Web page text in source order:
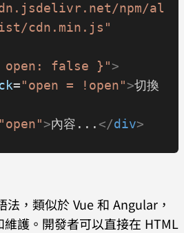
npm/al
cdn.min.js"
false }">
="open = !open">切換
"open">內容... </div>
，類似於 Vue 和 Angular，
護。開發者可以直接在 HTML